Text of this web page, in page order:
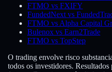
FTMO vs FXIFY
FundedNext vs
FTMO vs Alpha Capital
Bulenox vs Earn2Trade
FTMO vs TopStep
O trading envolve risco
todos os investidores. Resultados